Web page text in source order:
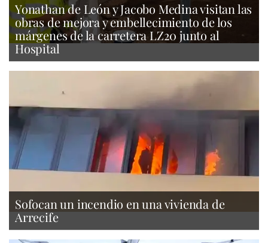
Yonathan de León y Jacobo Medina visitan las
obras de mejora y embellecimiento de los
márgenes de la carretera LZ20 junto al
Hospital
Sofocan un incendio en una vivienda de
Arrecife